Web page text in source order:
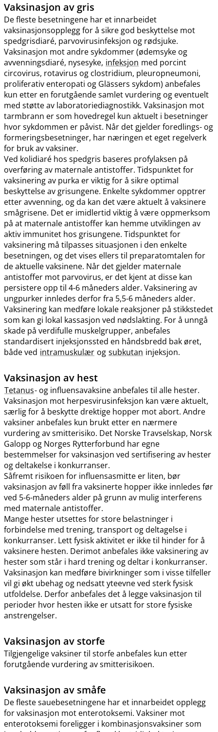
Vaksinasjon av gris
De fleste besetningene har et innarbeidet
vaksinasjonsopplegg for å sikre god beskyttelse mot
spedgrisdiaré, parvovirusinfeksjon og rødsjuke.
Vaksinasjon mot andre sykdommer (ødemsyke og
avvenningsdiaré, nysesyke, infeksjon med porcint
circovirus, rotavirus og clostridium, pleuropneumoni,
proliferativ enteropati og Glässers sykdom) anbefales
kun etter en forutgående samlet vurdering og eventuelt
med støtte av laboratoriediagnostikk. Vaksinasjon mot
tarmbrann er som hovedregel kun aktuelt i besetninger
hvor sykdommen er påvist. Når det gjelder foredlings- og
formeringsbesetninger, har næringen et eget regelverk
for bruk av vaksiner.
Ved kolidiaré hos spedgris baseres profylaksen på
overføring av maternale antistoffer. Tidspunktet for
vaksinering av purka er viktig for å sikre optimal
beskyttelse av grisungene. Enkelte sykdommer opptrer
etter avvenning, og da kan det være aktuelt å vaksinere
smågrisene. Det er imidlertid viktig å være oppmerksom
på at maternale antistoffer kan hemme utviklingen av
aktiv immunitet hos grisungene. Tidspunktet for
vaksinering må tilpasses situasjonen i den enkelte
besetningen, og det vises ellers til preparatomtalen for
de aktuelle vaksinene. Når det gjelder maternale
antistoffer mot parvovirus, er det kjent at disse kan
persistere opp til 4-6 måneders alder. Vaksinering av
ungpurker innledes derfor fra 5,5-6 måneders alder.
Vaksinering kan medføre lokale reaksjoner på stikkstedet
som kan gi lokal kassasjon ved nødslakting. For å unngå
skade på verdifulle muskelgrupper, anbefales
standardisert injeksjonssted en håndsbredd bak øret,
både ved intramuskulær og subkutan injeksjon.
Vaksinasjon av hest
Tetanus- og influensavaksine anbefales til alle hester.
Vaksinasjon mot herpesvirusinfeksjon kan være aktuelt,
særlig for å beskytte drektige hopper mot abort. Andre
vaksiner anbefales kun brukt etter en nærmere
vurdering av smitterisiko. Det Norske Travselskap, Norsk
Galopp og Norges Rytterforbund har egne
bestemmelser for vaksinasjon ved sertifisering av hester
og deltakelse i konkurranser.
Såfremt risikoen for influensasmitte er liten, bør
vaksinasjon av føll fra vaksinerte hopper ikke innledes før
ved 5-6-måneders alder på grunn av mulig interferens
med maternale antistoffer.
Mange hester utsettes for store belastninger i
forbindelse med trening, transport og deltagelse i
konkurranser. Lett fysisk aktivitet er ikke til hinder for å
vaksinere hesten. Derimot anbefales ikke vaksinering av
hester som står i hard trening og deltar i konkurranser.
Vaksinasjon kan medføre bivirkninger som i visse tilfeller
vil gi økt ubehag og nedsatt yteevne ved sterk fysisk
utfoldelse. Derfor anbefales det å legge vaksinasjon til
perioder hvor hesten ikke er utsatt for store fysiske
anstrengelser.
Vaksinasjon av storfe
Tilgjengelige vaksiner til storfe anbefales kun etter
forutgående vurdering av smitterisikoen.
Vaksinasjon av småfe
De fleste sauebesetningene har et innarbeidet opplegg
for vaksinasjon mot enterotoksemi. Vaksiner mot
enterotoksemi foreligger i kombinasjonsvaksiner som